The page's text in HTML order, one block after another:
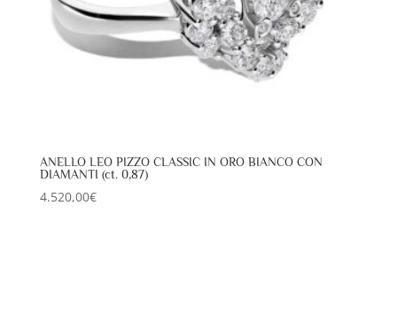
ANELLO LEO PIZZO CLASSIC IN ORO BIANCO CON
DIAMANTI (ct. 0,87)
4.520,00€